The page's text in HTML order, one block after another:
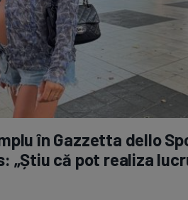
în Gazzetta dello
„Știu că pot realiza